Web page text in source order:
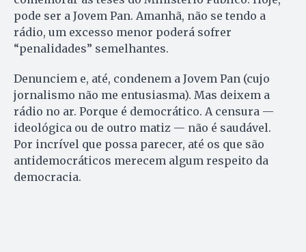
pode ser a Jovem Pan. Amanhã, não se tendo a
rádio, um excesso menor poderá sofrer
“penalidades” semelhantes.
Denunciem e, até, condenem a Jovem Pan (cujo
jornalismo não me entusiasma). Mas deixem a
rádio no ar. Porque é democrático. A censura —
ideológica ou de outro matiz — não é saudável.
Por incrível que possa parecer, até os que são
antidemocráticos merecem algum respeito da
democracia.